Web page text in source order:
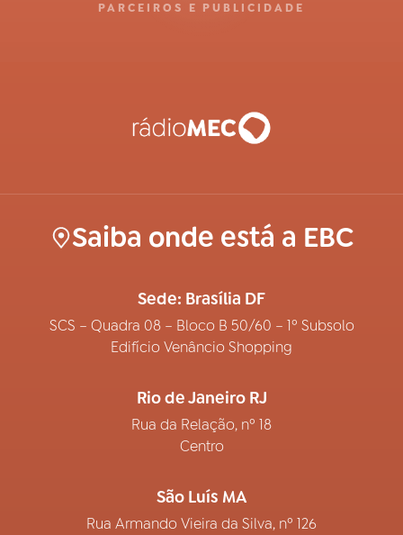
PARCEIROS E PUBLICIDADE
Saiba onde está a EBC
Sede: Brasília DF
SCS – Quadra 08 – Bloco B 50/60 – 1º Subsolo
Edifício Venâncio Shopping
Rio de Janeiro RJ
Rua da Relação, nº 18
Centro
São Luís MA
Rua Armando Vieira da Silva, nº 126